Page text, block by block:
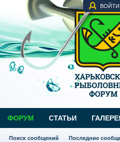
ВОЙТИ
ФОРУМ
Поиск сообщений Последние
СТАТЬИ